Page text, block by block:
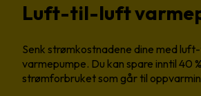
Luft-til-luft
Senk strømkostnadene dine med
varmepumpe. Du kan spare inntil 40
strømforbruket som går til